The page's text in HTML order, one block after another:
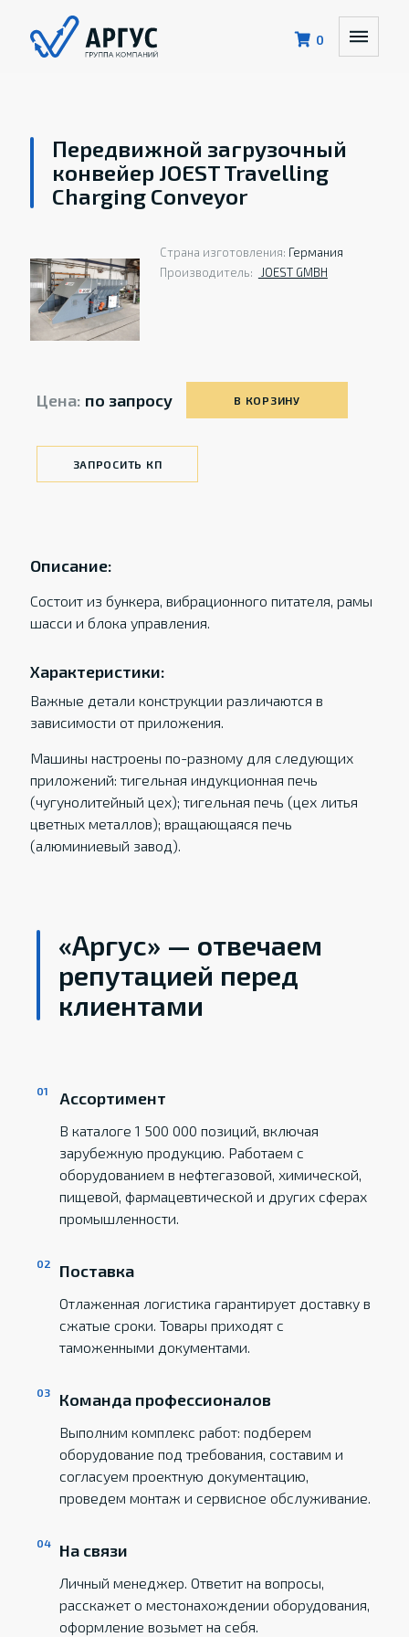
0
Передвижной загрузочный
конвейер JOEST Travelling
Charging Conveyor
Страна изготовления: Германия
Производитель:
JOEST GMBH
Цена: по запросу В КОРЗИНУ
ЗАПРОСИТЬ КП
Описание:
Состоит из бункера, вибрационного питателя, рамы
шасси и блока управления.
Характеристики:
Важные детали конструкции различаются в
зависимости от приложения.
Машины настроены по-разному для следующих
приложений: тигельная индукционная печь
(чугунолитейный цех); тигельная печь (цех литья
цветных металлов); вращающаяся печь
(алюминиевый завод).
«Аргус» — отвечаем
репутацией перед
клиентами
Ассортимент
В каталоге 1 500 000 позиций, включая
зарубежную продукцию. Работаем с
оборудованием в нефтегазовой, химической,
пищевой, фармацевтической и других сферах
промышленности.
Поставка
Отлаженная логистика гарантирует доставку в
сжатые сроки. Товары приходят с
таможенными документами.
Команда профессионалов
Выполним комплекс работ: подберем
оборудование под требования, составим и
согласуем проектную документацию,
проведем монтаж и сервисное обслуживание.
На связи
Личный менеджер. Ответит на вопросы,
расскажет о местонахождении оборудования,
оформление возьмет на себя.